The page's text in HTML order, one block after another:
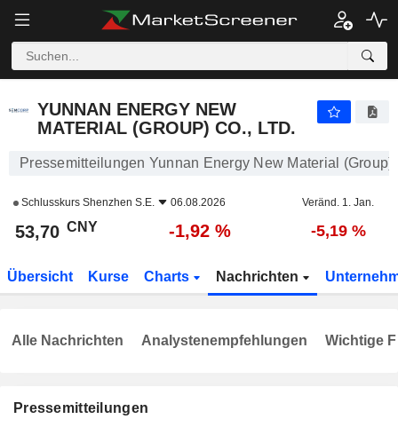
YUNNAN ENERGY NEW
MATERIAL (GROUP) CO., LTD.
Pressemitteilungen Yunnan Energy New Material (Group)
Schlusskurs Shenzhen S.E. 06.08.2026 Veränd. 1. Jan.
53,70 CNY -1,92 % -5,19 %
Übersicht Kurse Charts Nachrichten
Pressemitteilungen
Alle Nachrichten Analystenempfehlungen Wichtige